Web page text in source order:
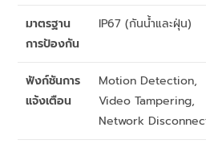
มาตรฐาน
การป้องกัน
IP67 (กันน้ำและฝุ่น)
ฟังก์ชันการ
แจ้งเตือน
Motion Detection,
Video Tampering,
Network